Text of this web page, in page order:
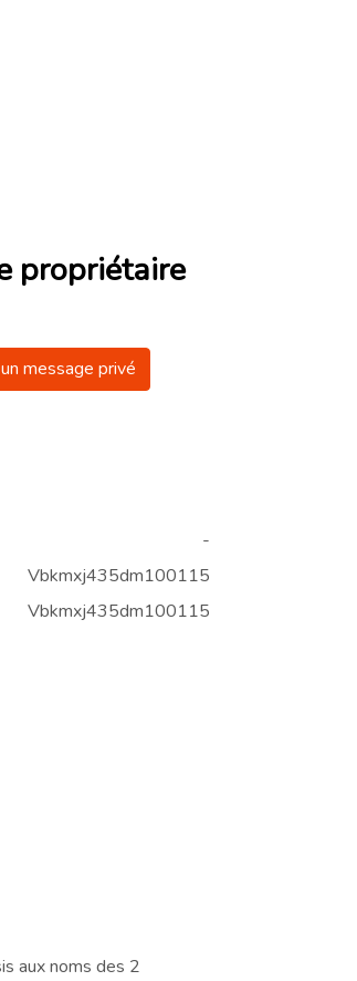
propriétaire
message privé
-
Vbkmxj435dm100115
Vbkmxj435dm100115
aux noms des 2